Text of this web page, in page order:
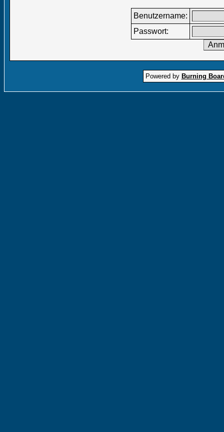
Benutzername:
Passwort:
Powered by Burning